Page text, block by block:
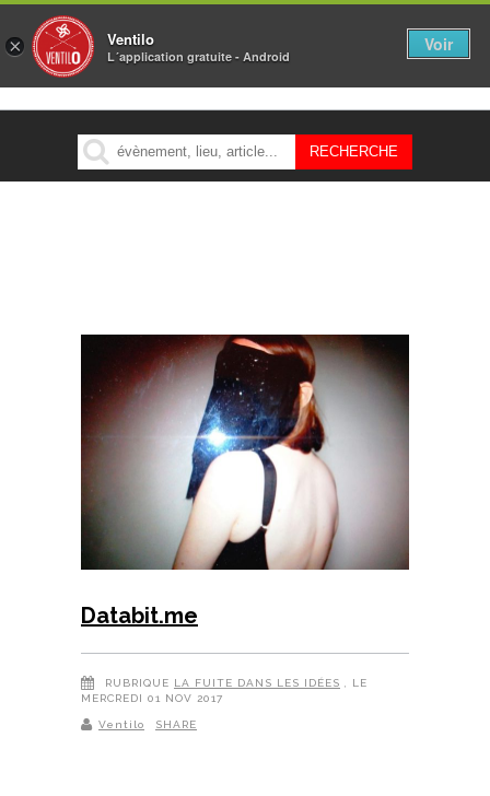
MENU
Databit.me
RUBRIQUE LA FUITE DANS LES IDÉES
, LE
MERCREDI 01 NOV 2017
Ventilo SHARE
× Ventilo
L´application gratuite - Android
Voir